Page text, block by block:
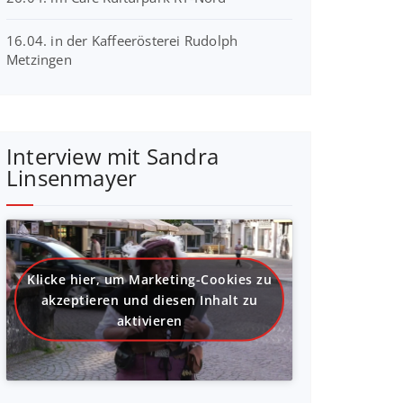
16.04. in der Kaffeerösterei Rudolph
Metzingen
Interview mit Sandra
Linsenmayer
Klicke hier, um Marketing-Cookies zu
akzeptieren und diesen Inhalt zu
aktivieren